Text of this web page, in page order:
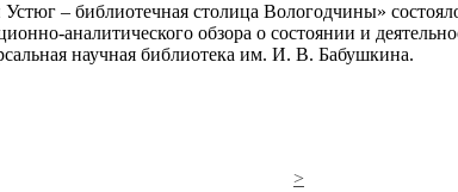
– библиотечная столица Вологодчины»
аналитического обзора о состоянии и
научная библиотека им. И. В. Бабушкина.
>